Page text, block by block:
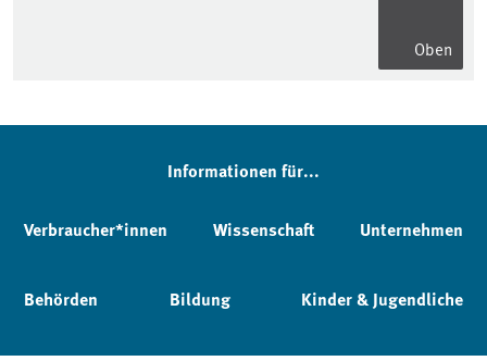
Oben
Informationen für...
Verbraucher*innen Wissenschaft Unternehmen
Behörden Bildung Kinder & Jugendliche